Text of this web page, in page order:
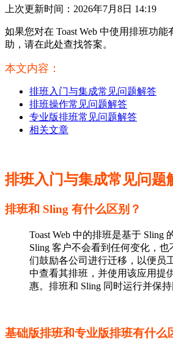
上次更新时间：2026年7月8日 14:19
如果您对在 Toast Web 中使用排班功
助，请在此处查找答案。
本文内容：
排班入门与集成常见问题解答
排班操作常见问题解答
专业版排班常见问题解答
相关文章
排班入门与集成常见问题
排班和 Sling 有什么区别？
Toast Web 中的排班是基于 Sling
Sling 客户不会看到任何变化，
们鼓励各公司进行迁移，以便员
中查看其排班，并使用该应用提
惠。排班和 Sling 同时运行并保持
基础版排班和专业版排班有什么